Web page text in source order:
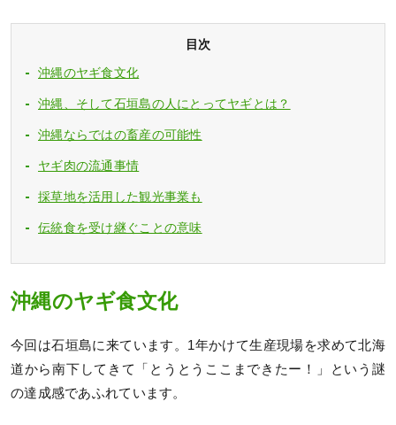
目次
沖縄のヤギ食文化
沖縄、そして石垣島の人にとってヤギとは？
沖縄ならではの畜産の可能性
ヤギ肉の流通事情
採草地を活用した観光事業も
伝統食を受け継ぐことの意味
沖縄のヤギ食文化
今回は石垣島に来ています。1年かけて生産現場を求めて北海
道から南下してきて「とうとうここまできたー！」という謎
の達成感であふれています。